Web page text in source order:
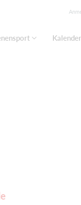
Kalender